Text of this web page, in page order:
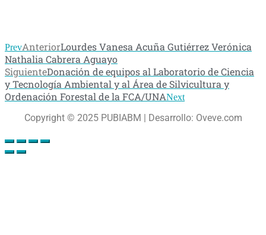
PrevAnteriorLourdes Vanesa Acuña Gutiérrez Verónica
Nathalia Cabrera Aguayo
SiguienteDonación de equipos al Laboratorio de Ciencia
y Tecnología Ambiental y al Área de Silvicultura y
Ordenación Forestal de la FCA/UNANext
Copyright © 2025 PUBIABM | Desarrollo: Oveve.com